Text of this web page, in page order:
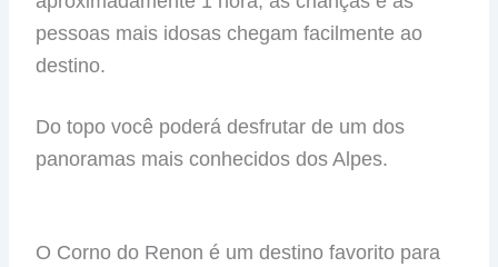
pessoas mais idosas chegam facilmente ao
destino.
Do topo você poderá desfrutar de um dos
panoramas mais conhecidos dos Alpes.
O Corno do Renon é um destino favorito para